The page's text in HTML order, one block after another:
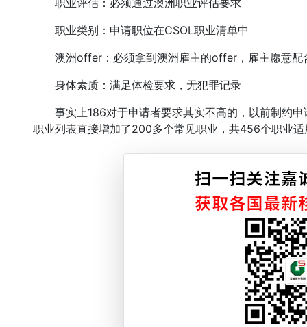
职业评估：必须通过澳洲职业评估要求
职业类别：申请职位在CSOL职业清单中
澳洲offer：必须拿到澳洲雇主的offer，雇主愿意配
身体素质：满足体检要求，无犯罪记录
事实上186对于申请者要求其实不高的，以前制约申
职业列表直接增加了200多个常见职业，共456个职业